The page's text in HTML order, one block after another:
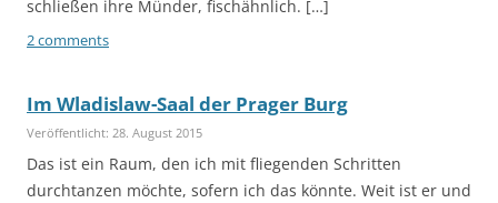
schließen ihre Münder, fischähnlich. […]
2 comments
Im Wladislaw-Saal der Prager Burg
Veröffentlicht: 28. August 2015
Das ist ein Raum, den ich mit fliegenden Schritten
durchtanzen möchte, sofern ich das könnte. Weit ist er und